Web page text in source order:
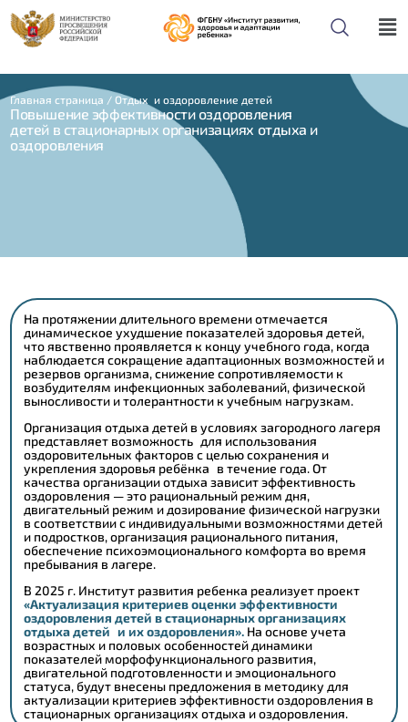
Главная страница /Отдых и оздоровление детей
Повышение эффективности оздоровления
детей в стационарных организациях отдыха и
оздоровления
На протяжении длительного времени отмечается
динамическое ухудшение показателей здоровья детей,
что явственно проявляется к концу учебного года, когда
наблюдается сокращение адаптационных возможностей и
резервов организма, снижение сопротивляемости к
возбудителям инфекционных заболеваний, физической
выносливости и толерантности к учебным нагрузкам.
Организация отдыха детей в условиях загородного лагеря
представляет возможность для использования
оздоровительных факторов с целью сохранения и
укрепления здоровья ребёнка в течение года. От
качества организации отдыха зависит эффективность
оздоровления — это рациональный режим дня,
двигательный режим и дозирование физической нагрузки
в соответствии с индивидуальными возможностями детей
и подростков, организация рационального питания,
обеспечение психоэмоционального комфорта во время
пребывания в лагере.
В 2025 г. Институт развития ребенка реализует проект
«Актуализация критериев оценки эффективности
оздоровления детей в стационарных организациях
отдыха детей и их оздоровления».На основе учета
возрастных и половых особенностей динамики
показателей морфофункционального развития,
двигательной подготовленности и эмоционального
статуса, будут внесены предложения в методику для
актуализации критериев эффективности оздоровления в
стационарных организациях отдыха и оздоровления.